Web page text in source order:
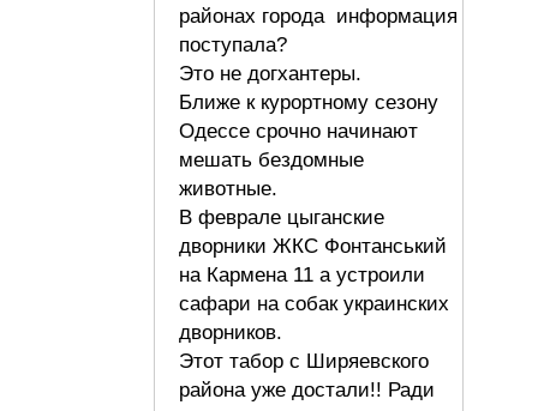
районах города информация
поступала?
Это не догхантеры.
Ближе к курортному сезону
Одессе срочно начинают
мешать бездомные
животные.
В феврале цыганские
дворники ЖКС Фонтанський
на Кармена 11 а устроили
сафари на собак украинских
дворников.
Этот табор с Ширяевского
района уже достали!! Ради